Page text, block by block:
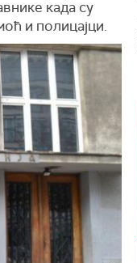
када су
и полицајци.